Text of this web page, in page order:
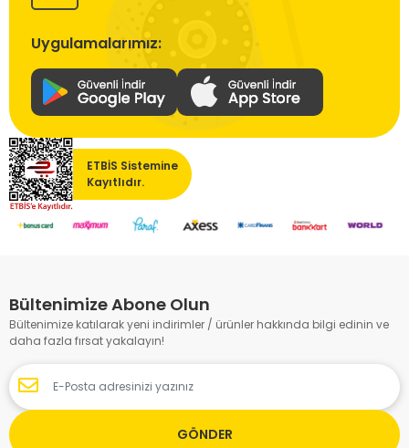
Uygulamalarımız:
ETBİS Sistemine
Kayıtlıdır.
Bültenimize Abone Olun
Bültenimize katılarak yeni indirimler / ürünler hakkında bilgi edinin ve
daha fazla fırsat yakalayın!
GÖNDER